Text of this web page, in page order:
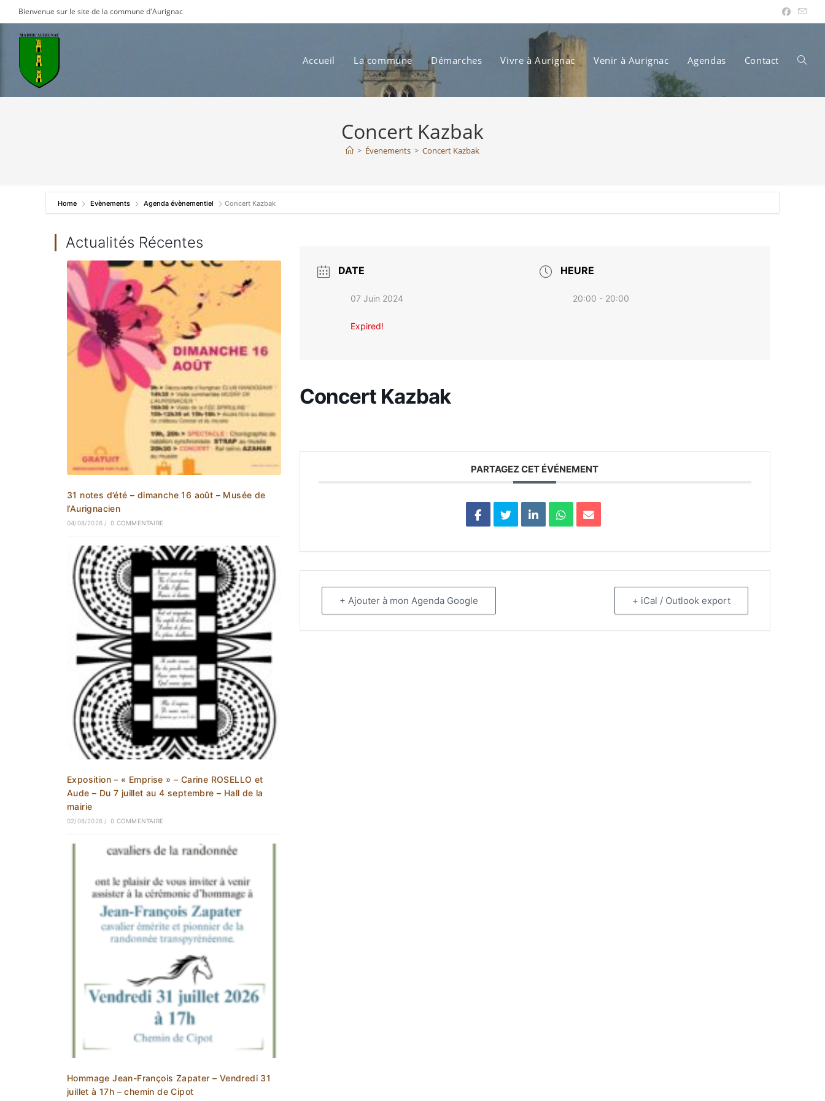
to
content
Bienvenue sur le site de la commune d'Aurignac
Accueil La commune Démarches Vivre à Aurignac Venir à Aurignac Agendas Contact Toggle
Concert Kazbak
> Évenements > Concert Kazbak
Home Evènements Agenda évènementiel Concert Kazbak
Actualités Récentes
31 notes d’été – dimanche 16 août – Musée de
l’Aurignacien
04/08/2026 / 0 COMMENTAIRE
Exposition – « Emprise » – Carine ROSELLO et
Aude – Du 7 juillet au 4 septembre – Hall de la
mairie
02/08/2026 / 0 COMMENTAIRE
Hommage Jean-François Zapater – Vendredi 31
juillet à 17h – chemin de Cipot
DATE
07 Juin 2024
Expired!
HEURE
20:00 - 20:00
Concert Kazbak
PARTAGEZ CET ÉVÉNEMENT
+ Ajouter à mon Agenda Google + iCal / Outlook export